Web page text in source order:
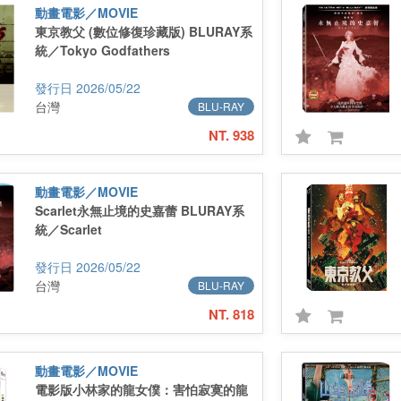
動畫電影／MOVIE
東京教父 (數位修復珍藏版) BLURAY系
統／Tokyo Godfathers
2026/05/22
BLU-RAY
台灣
NT. 938
動畫電影／MOVIE
Scarlet永無止境的史嘉蕾 BLURAY系
統／Scarlet
2026/05/22
BLU-RAY
台灣
NT. 818
動畫電影／MOVIE
電影版小林家的龍女僕：害怕寂寞的龍